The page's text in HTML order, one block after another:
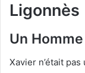
Ligonnès
Un
Xavier n’était